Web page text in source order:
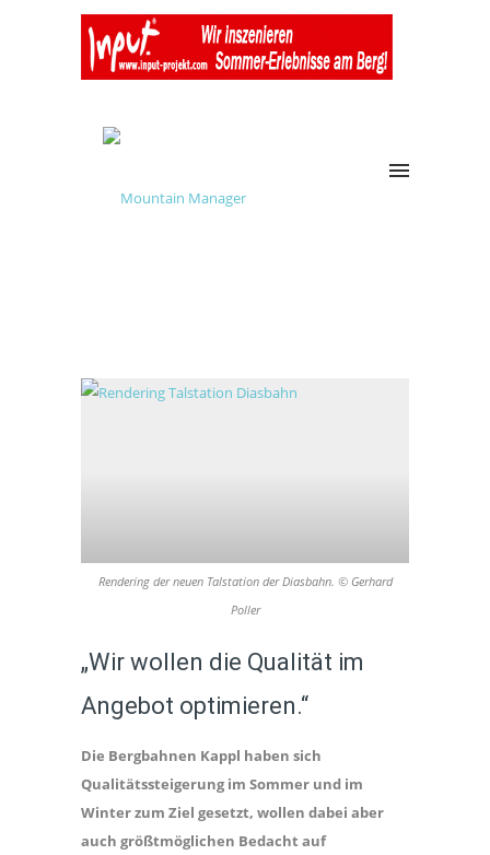
Rendering der neuen Talstation der Diasbahn. © Gerhard
Poller
„Wir wollen die Qualität im
Angebot optimieren.“
Die Bergbahnen Kappl haben sich
Qualitätssteigerung im Sommer und im
Winter zum Ziel gesetzt, wollen dabei aber
auch größtmöglichen Bedacht auf